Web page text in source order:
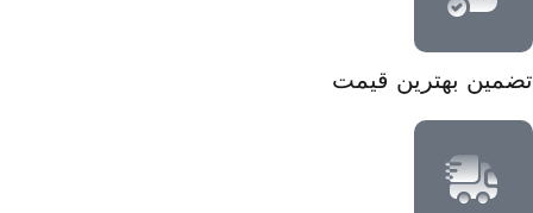
تضمین بهترین قیمت